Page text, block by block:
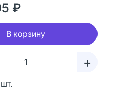
₽
В корзину
+